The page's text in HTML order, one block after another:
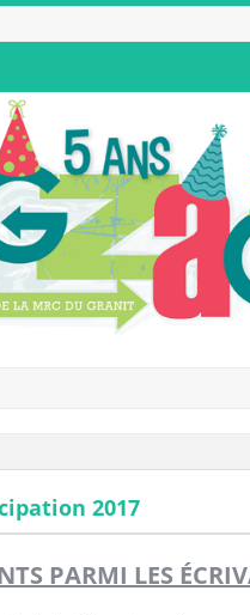
2017
PARMI LES